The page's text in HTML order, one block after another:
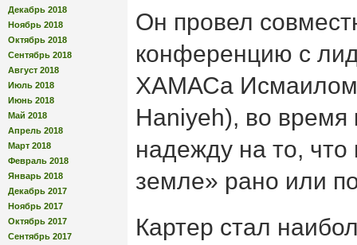
Декабрь 2018
Ноябрь 2018
Октябрь 2018
Сентябрь 2018
Август 2018
Июль 2018
Июнь 2018
Май 2018
Апрель 2018
Март 2018
Февраль 2018
Январь 2018
Декабрь 2017
Ноябрь 2017
Октябрь 2017
Сентябрь 2017
Он провел
конференцию с
ХАМАСа Исмаилом
Haniyeh), во время
надежду на то,
земле» рано или
Картер стал